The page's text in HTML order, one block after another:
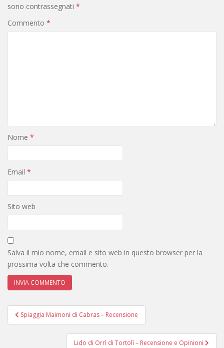
sono contrassegnati *
Commento *
Nome *
Email *
Sito web
Salva il mio nome, email e sito web in questo browser per la
prossima volta che commento.
Navigazione
articoli
Spiaggia Maimoni di Cabras – Recensione
Lido di Orrì di Tortolì – Recensione e Opinioni